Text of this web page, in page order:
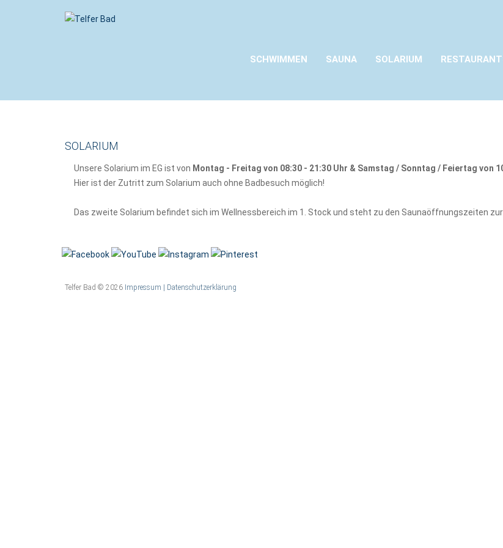
SCHWIMMEN SAUNA SOLARIUM
SOLARIUM
Unsere Solarium im EG ist von Montag - Freitag von 08:30 - 21:30 Uhr & Samstag / Sonntag / Feiertag von
Hier ist der Zutritt zum Solarium auch ohne Badbesuch möglich!
Das zweite Solarium befindet sich im Wellnessbereich im 1. Stock und steht zu den Saunaöffnungszeiten zur
Telfer Bad © 2026 Impressum | Datenschutzerklärung